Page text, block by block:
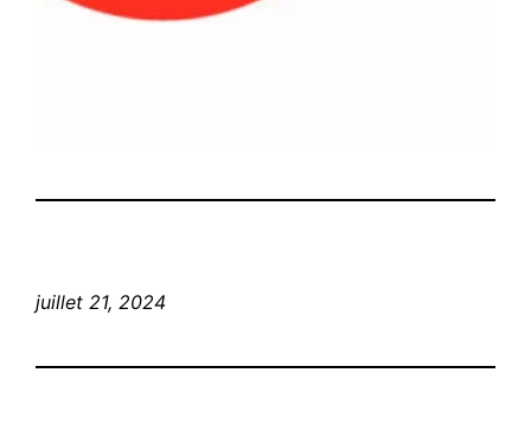
juillet 21, 2024